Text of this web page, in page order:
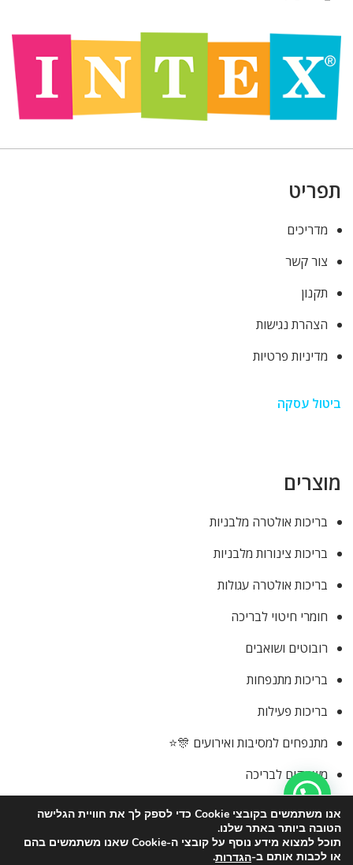
תפריט
מדריכים
צור קשר
תקנון
הצהרת נגישות
מדיניות פרטיות
ביטול עסקה
מוצרים
בריכות אולטרה מלבניות
בריכות צינורות מלבניות
בריכות אולטרה עגולות
חומרי חיטוי לבריכה
רובוטים ושואבים
בריכות מתנפחות
בריכות פעילות
מתנפחים למסיבות ואירועים 🎊⭐
משחקים לבריכה
אנו משתמשים בקובצי Cookie כדי לספק לך את חוויית הגלישה
הטובה ביותר באתר שלנו.
תוכל למצוא מידע נוסף על קובצי ה-Cookie שאנו משתמשים בהם
או לכבות אותם ב-הגדרות.